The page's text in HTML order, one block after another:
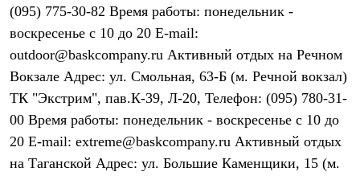
Футболки
Рубашки
Толстовки
Брюки
Шорты
Женская одежда
Утепленная пухом
Куртки
Жилеты
Утепленная синтетикой
(095) 775-30-82 Время работы: понедельник -
воскресенье с 10 до 20 E-mail:
outdoor@baskcompany.ru Активный отдых на Речном
Вокзале Адрес: ул. Смольная, 63-Б (м. Речной вокзал)
ТК "Экстрим", пав.К-39, Л-20, Телефон: (095) 780-31-
00 Время работы: понедельник - воскресенье с 10 до
20 E-mail: extreme@baskcompany.ru Активный отдых
на Таганской Адрес: ул. Большие Каменщики, 15 (м.